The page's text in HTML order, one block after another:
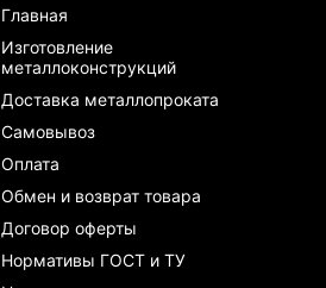
Главная
Изготовление
металлоконструкций
Доставка металлопроката
Самовывоз
Оплата
Обмен и возврат товара
Договор оферты
Нормативы ГОСТ и ТУ